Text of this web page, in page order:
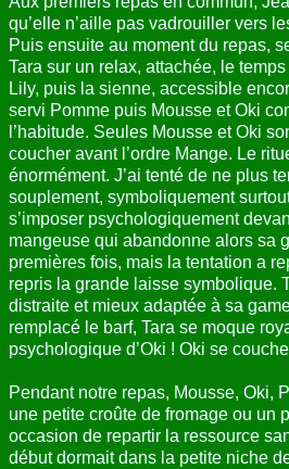
qu’elle n’aille pas vadrouiller vers
Puis ensuite au moment du repas,
Tara sur un relax, attachée, le
Lily, puis la sienne, accessible
servi Pomme puis Mousse et Oki
l’habitude. Seules Mousse et Oki
coucher avant l’ordre Mange. Le
énormément. J’ai tenté de ne plus
souplement, symboliquement
s’imposer psychologiquement
mangeuse qui abandonne alors sa
premières fois, mais la tentation a
repris la grande laisse symbolique.
distraite et mieux adaptée à sa
remplacé le barf, Tara se moque
psychologique d’Oki ! Oki se
Pendant notre repas, Mousse, Oki,
une petite croûte de fromage ou un
occasion de repartir la ressource
début dormait dans la petite niche